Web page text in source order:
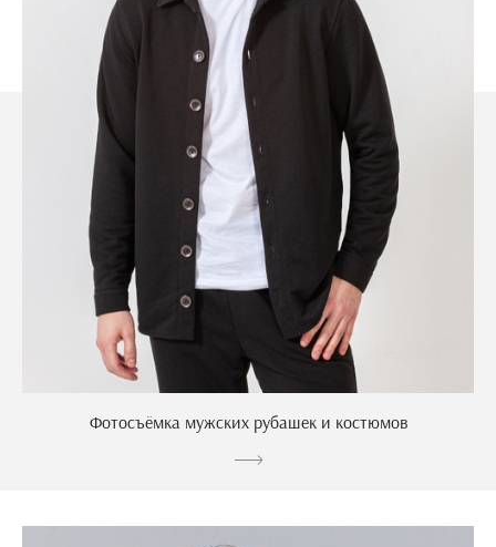
Фотосъёмка мужских рубашек и костюмов